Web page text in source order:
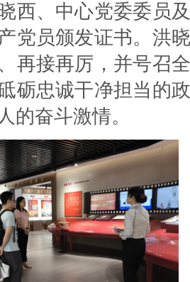
西、 中心党委委员
党员颁发证书。洪
再接再厉，并号召
砺忠诚干净担当的
的奋斗激情。